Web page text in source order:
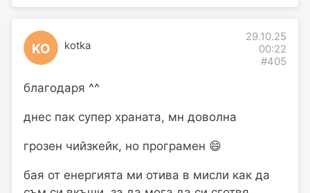
KO kotka
29.10.25
00:22
#405
благодаря ^^
днес пак супер храната, мн доволна
грозен чийзкейк, но програмен 😄
бая от енергията ми отива в мисли как да